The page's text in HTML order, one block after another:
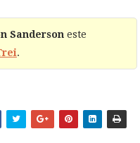
Sanderson este
.